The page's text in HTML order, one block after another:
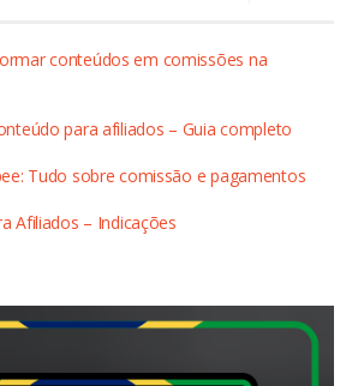
conteúdos em comissões na
para afiliados – Guia completo
Tudo sobre comissão e pagamentos
Afiliados – Indicações